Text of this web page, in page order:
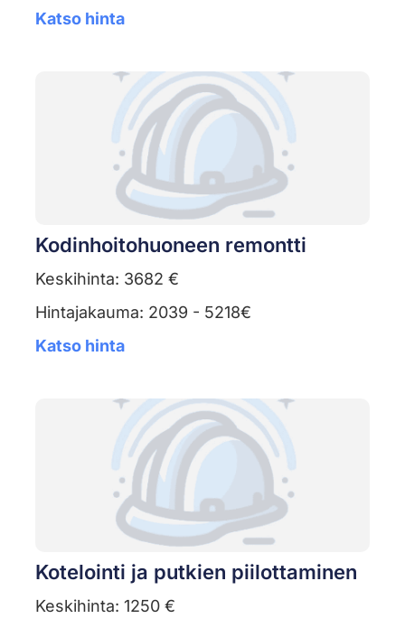
Katso hinta
Kodinhoitohuoneen remontti
Keskihinta: 3682 €
Hintajakauma: 2039 - 5218€
Katso hinta
Kotelointi ja putkien piilottaminen
Keskihinta: 1250 €